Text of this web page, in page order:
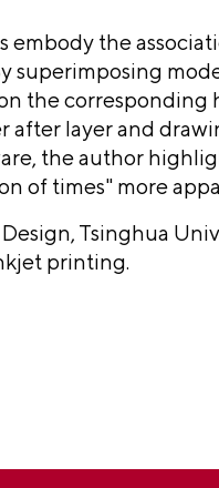
embody the
superimposing
the corresponding
after layer and
the author
of times" more
Tsinghua
printing.